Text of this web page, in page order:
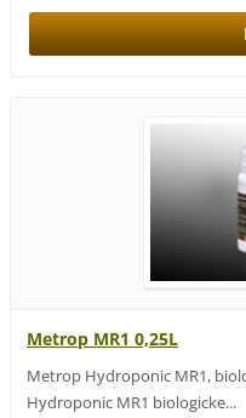
Metrop MR1 0,25L
Metrop Hydroponic MR1,
Hydroponic MR1 biologicke...